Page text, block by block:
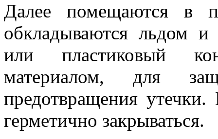
Далее помещаются в
обкладываются льдом
или пластиковый
материалом, для
предотвращения
герметично закрываться.